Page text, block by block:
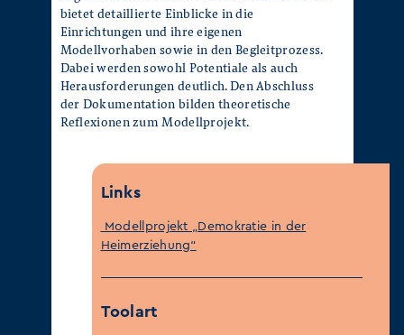
bietet detaillierte Einblicke in die
Einrichtungen und ihre eigenen
Modellvorhaben sowie in den Begleitprozess.
Dabei werden sowohl Potentiale als auch
Herausforderungen deutlich. Den Abschluss
der Dokumentation bilden theoretische
Reflexionen zum Modellprojekt.
Links
Modellprojekt „Demokratie in der
Heimerziehung“
Toolart